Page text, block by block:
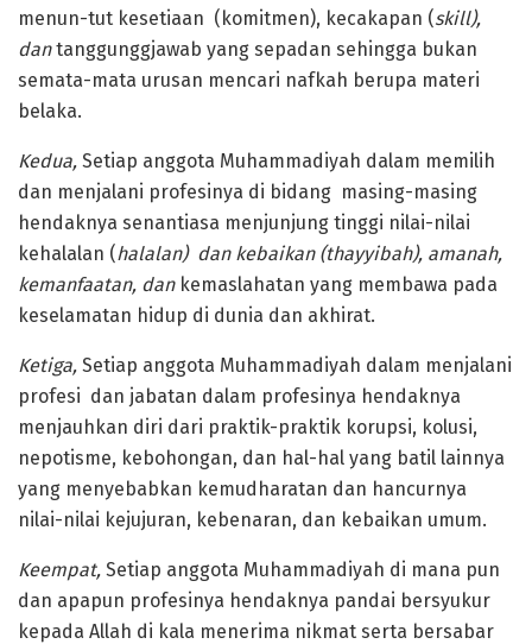
menun-tut kesetiaan (komitmen), kecakapan (skill),
dantanggunggjawab yang sepadan sehingga bukan
semata-mata urusan mencari nafkah berupa materi
belaka.
Kedua, Setiap anggota Muhammadiyah dalam memilih
dan menjalani profesinya di bidang masing-masing
hendaknya senantiasa menjunjung tinggi nilai-nilai
kehalalan (halalan) dan kebaikan (thayyibah), amanah,
kemanfaatan, dan kemaslahatan yang membawa pada
keselamatan hidup di dunia dan akhirat.
Ketiga, Setiap anggota Muhammadiyah dalam menjalani
profesi dan jabatan dalam profesinya hendaknya
menjauhkan diri dari praktik-praktik korupsi, kolusi,
nepotisme, kebohongan, dan hal-hal yang batil lainnya
yang menyebabkan kemudharatan dan hancurnya
nilai-nilai kejujuran, kebenaran, dan kebaikan umum.
Keempat, Setiap anggota Muhammadiyah di mana pun
dan apapun profesinya hendaknya pandai bersyukur
kepada Allah di kala menerima nikmat serta bersabar